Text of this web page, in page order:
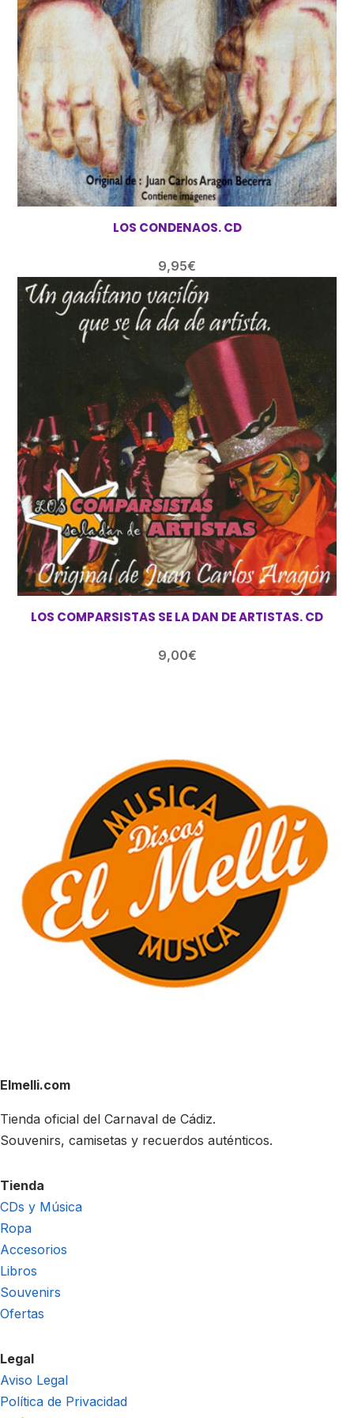
LOS CONDENAOS. CD
9,95€
LOS COMPARSISTAS SE LA DAN DE ARTISTAS. CD
9,00€
Elmelli.com
Tienda oficial del Carnaval de Cádiz.
Souvenirs, camisetas y recuerdos auténticos.
Tienda
CDs y Música
Ropa
Accesorios
Libros
Souvenirs
Ofertas
Legal
Aviso Legal
Política de Privacidad